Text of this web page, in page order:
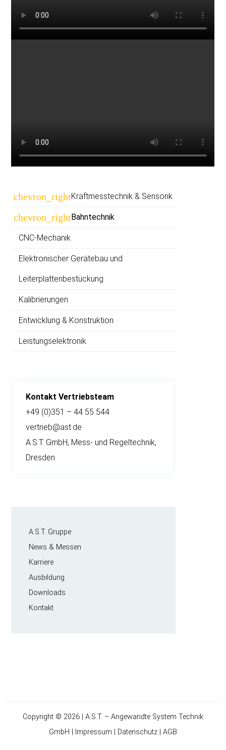
Navigation
überspringen
chevron_rightKraftmesstechnik & Sensorik
chevron_rightBahntechnik
CNC-Mechanik
Elektronischer Gerätebau und
Leiterplatten­bestückung
Kalibrierungen
Entwicklung & Konstruktion
Leistungselektronik
Kontakt Vertriebsteam
+49 (0)351 – 44 55 544
vertrieb@ast.de
A.S.T. GmbH, Mess- und Regeltechnik,
Dresden
Navigation
überspringen
A.S.T. Gruppe
News & Messen
Karriere
Ausbildung
Downloads
Kontakt
Copyright © 2026 | A.S.T. – Angewandte System Technik
GmbH |
Impressum Datenschutz AGB